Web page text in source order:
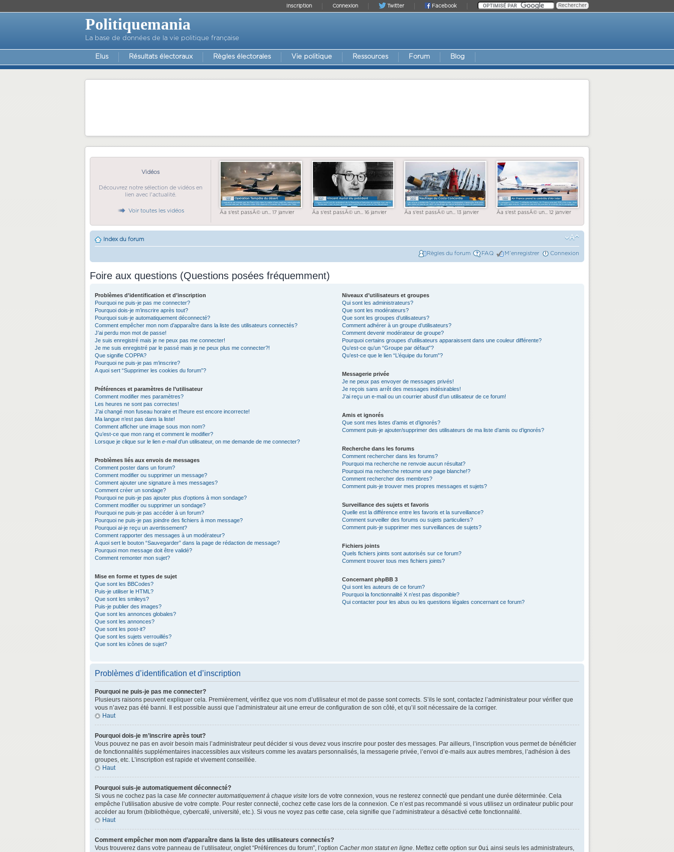
Facebook
Twitter
Connexion
Inscription
Politiquemania
La base de données de la vie politique française
Elus Résultats électoraux Règles électorales Vie politique Ressources Forum Blog
Vidéos
Découvrez notre sélection de vidéos en
lien avec l'actualité.
Voir toutes les vidéos Ãa s'est passÃ© un... 17 janvier Ãa s'est passÃ© un... 16 janvier Ãa s'est passÃ© un... 13 janvier Ãa s'est passÃ© un... 12 janvier
Index du forum
Règles du forum FAQ M’enregistrer Connexion
Foire aux questions (Questions posées fréquemment)
Problèmes d’identification et d’inscription
Pourquoi ne puis-je pas me connecter?
Pourquoi dois-je m’inscrire après tout?
Pourquoi suis-je automatiquement déconnecté?
Comment empêcher mon nom d’apparaître dans la liste des utilisateurs connectés?
J’ai perdu mon mot de passe!
Je suis enregistré mais je ne peux pas me connecter!
Je me suis enregistré par le passé mais je ne peux plus me connecter?!
Que signifie COPPA?
Pourquoi ne puis-je pas m’inscrire?
A quoi sert “Supprimer les cookies du forum”?
Préférences et paramètres de l’utilisateur
Comment modifier mes paramètres?
Les heures ne sont pas correctes!
J’ai changé mon fuseau horaire et l’heure est encore incorrecte!
Ma langue n’est pas dans la liste!
Comment afficher une image sous mon nom?
Qu’est-ce que mon rang et comment le modifier?
Lorsque je clique sur le lien e-maild’un utilisateur, on me demande de me connecter?
Problèmes liés aux envois de messages
Comment poster dans un forum?
Comment modifier ou supprimer un message?
Comment ajouter une signature à mes messages?
Comment créer un sondage?
Pourquoi ne puis-je pas ajouter plus d’options à mon sondage?
Comment modifier ou supprimer un sondage?
Pourquoi ne puis-je pas accéder à un forum?
Pourquoi ne puis-je pas joindre des fichiers à mon message?
Pourquoi ai-je reçu un avertissement?
Comment rapporter des messages à un modérateur?
A quoi sert le bouton “Sauvegarder” dans la page de rédaction de message?
Pourquoi mon message doit être validé?
Comment remonter mon sujet?
Mise en forme et types de sujet
Que sont les BBCodes?
Puis-je utiliser le HTML?
Que sont les smileys?
Puis-je publier des images?
Que sont les annonces globales?
Que sont les annonces?
Que sont les post-it?
Que sont les sujets verrouillés?
Que sont les icônes de sujet?
Niveaux d’utilisateurs et groupes
Qui sont les administrateurs?
Que sont les modérateurs?
Que sont les groupes d’utilisateurs?
Comment adhérer à un groupe d’utilisateurs?
Comment devenir modérateur de groupe?
Pourquoi certains groupes d’utilisateurs apparaissent dans une couleur différente?
Qu’est-ce qu’un “Groupe par défaut”?
Qu’est-ce que le lien “L’équipe du forum”?
Messagerie privée
Je ne peux pas envoyer de messages privés!
Je reçois sans arrêt des messages indésirables!
J’ai reçu un e-mail ou un courrier abusif d’un utilisateur de ce forum!
Amis et ignorés
Que sont mes listes d’amis et d’ignorés?
Comment puis-je ajouter/supprimer des utilisateurs de ma liste d’amis ou d’ignorés?
Recherche dans les forums
Comment rechercher dans les forums?
Pourquoi ma recherche ne renvoie aucun résultat?
Pourquoi ma recherche retourne une page blanche!?
Comment rechercher des membres?
Comment puis-je trouver mes propres messages et sujets?
Surveillance des sujets et favoris
Quelle est la différence entre les favoris et la surveillance?
Comment surveiller des forums ou sujets particuliers?
Comment puis-je supprimer mes surveillances de sujets?
Fichiers joints
Quels fichiers joints sont autorisés sur ce forum?
Comment trouver tous mes fichiers joints?
Concernant phpBB 3
Qui sont les auteurs de ce forum?
Pourquoi la fonctionnalité X n’est pas disponible?
Qui contacter pour les abus ou les questions légales concernant ce forum?
Problèmes d’identification et d’inscription
Pourquoi ne puis-je pas me connecter?
Plusieurs raisons peuvent expliquer cela. Premièrement, vérifiez que vos nom d’utilisateur et mot de passe sont corrects. S’ils le sont, contactez l’administrateur pour vérifier que
vous n’avez pas été banni. Il est possible aussi que l’administrateur ait une erreur de configuration de son côté, et qu’il soit nécessaire de la corriger.
Haut
Pourquoi dois-je m’inscrire après tout?
Vous pouvez ne pas en avoir besoin mais l’administrateur peut décider si vous devez vous inscrire pour poster des messages. Par ailleurs, l’inscription vous permet de bénéficier
de fonctionnalités supplémentaires inaccessibles aux visiteurs comme les avatars personnalisés, la messagerie privée, l’envoi d’e-mails aux autres membres, l’adhésion à des
groupes, etc. L’inscription est rapide et vivement conseillée.
Haut
Pourquoi suis-je automatiquement déconnecté?
Si vous ne cochez pas la case Me connecter automatiquement à chaque visite lors de votre connexion, vous ne resterez connecté que pendant une durée déterminée. Cela
empêche l’utilisation abusive de votre compte. Pour rester connecté, cochez cette case lors de la connexion. Ce n’est pas recommandé si vous utilisez un ordinateur public pour
accéder au forum (bibliothèque, cybercafé, université, etc.). Si vous ne voyez pas cette case, cela signifie que l’administrateur a désactivé cette fonctionnalité.
Haut
Comment empêcher mon nom d’apparaître dans la liste des utilisateurs connectés?
Vous trouverez dans votre panneau de l’utilisateur, onglet “Préférences du forum”, l’option Cacher mon statut en ligne. Mettez cette option sur Oui ainsi seuls les administrateurs,